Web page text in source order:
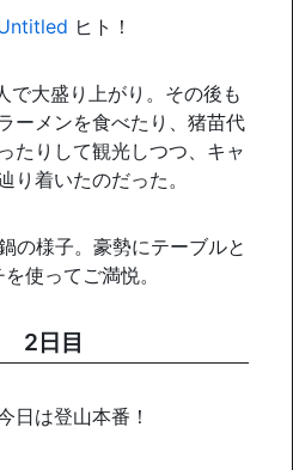
ヒト！
で大盛り上がり。その後も
ーメンを食べたり、猪苗代
たりして観光しつつ、キャ
り着いたのだった。
の様子。豪勢にテーブルと
使ってご満悦。
2日目
日は登山本番！